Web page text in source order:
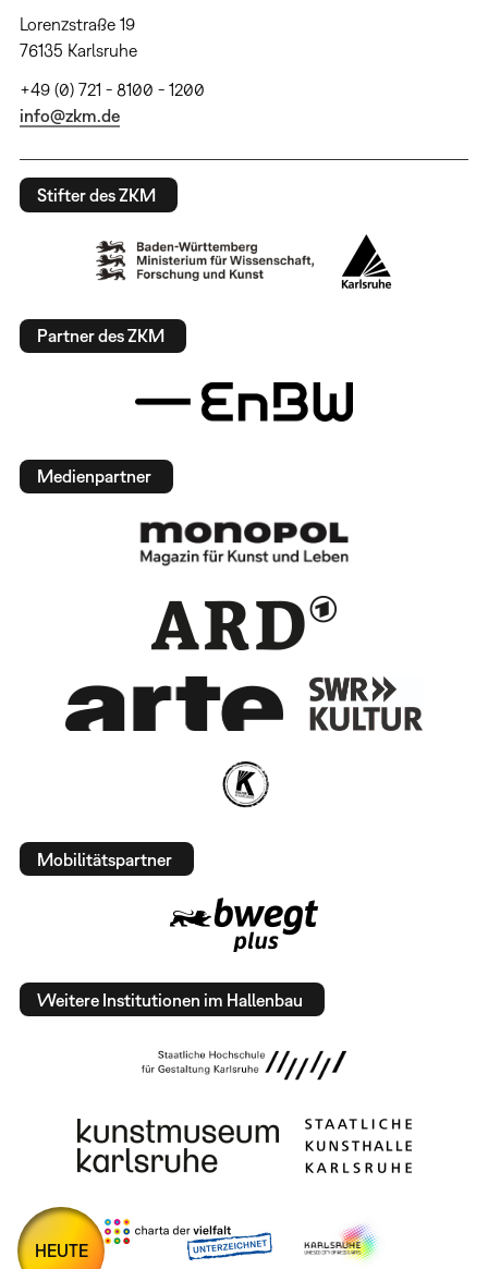
Lorenzstraße 19
76135 Karlsruhe
+49 (0) 721 - 8100 - 1200
info@zkm.de
Stifter des ZKM
Partner des ZKM
Medienpartner
Mobilitätspartner
Weitere Institutionen im Hallenbau
HEUTE